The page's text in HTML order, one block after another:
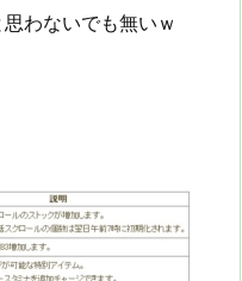
わないでも無いｗ